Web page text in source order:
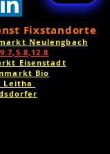
Fixstandorte
Neulengbach
Eisenstadt
Bio
Leitha